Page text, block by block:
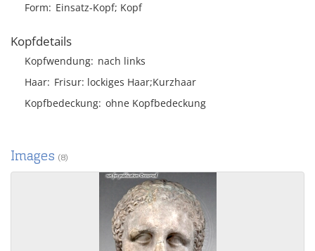
Form Einsatz-Kopf; Kopf
Kopfdetails
Kopfwendung nach links
Haar Frisur lockiges Haar;Kurzhaar
Kopfbedeckung ohne Kopfbedeckung
Images (8)